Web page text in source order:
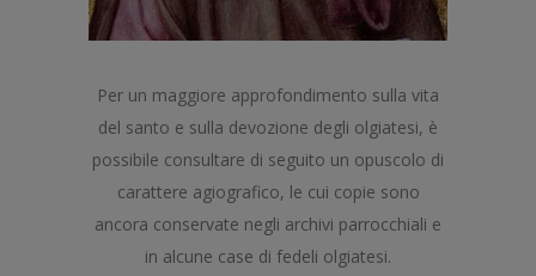
Per un maggiore approfondimento sulla vita
del santo e sulla devozione degli olgiatesi, è
possibile consultare di seguito un opuscolo di
carattere agiografico, le cui copie sono
ancora conservate negli archivi parrocchiali e
in alcune case di fedeli olgiatesi.